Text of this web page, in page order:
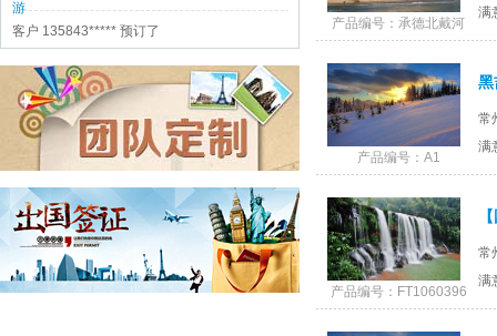
客户 135843*****预订了
“文化慢生活、悠游闲适多”--泰州乔园、梅园、船
茶餐）
客户 135843*****
“文化慢生活、悠游闲适多”--泰州乔园、梅园、船
游凤城河休闲1日游（门票全含，赠送泰州特色早
茶餐）
客户 189614*****
预订了
(手机预订)青岛、日照、极地海洋世界、凤凰岛金
沙滩休闲3日游
客户 135843*****预订了
九华大愿文化园99米大佛祈福、牯牛降生态休闲
2日游
客户 137752*****预订了
产品编号：承德北戴河
满
产品编号：A1
常
满
产品编号：FT1060396
常
满